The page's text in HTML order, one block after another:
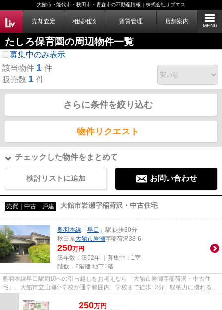
大館市・能代市・秋田市・青森市の不動産情報｜株式会社リブエス
売却査定 相続相談 賃貸管理 店舗案内
MENU
たしろ保育園の周辺物件一覧
募集中のみ表示
該当物件 1 件
販売数 1 件
さらに条件を絞り込む
物件リクエスト
チェックした物件をまとめて
検討リストに追加 お問い合わせ
売買｜中古一戸建 大館市岩瀬字稲荷沢・中古住宅
奥羽本線 「 早口 」駅 徒歩30分
秋田県大館市岩瀬字稲荷沢38-6
250万円
築年数：築52年 ｜募集中： 1室
階数：2階建 地下1階
奥羽本線早口駅周辺への引っ越しをお考えなら「大館市岩瀬字稲荷沢・中古住
宅」。大館市立山瀬小学校が通学範囲内、学校まで徒歩12分。収納力に優れる納
250万円